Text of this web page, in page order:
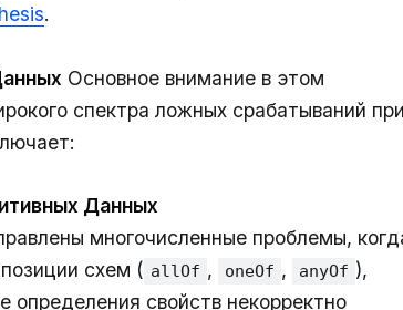
.
Основное внимание в этом
спектра ложных срабатываний при
Данных
многочисленные проблемы,
схем ( allOf , oneOf , anyOf ),
определения свойств некорректно